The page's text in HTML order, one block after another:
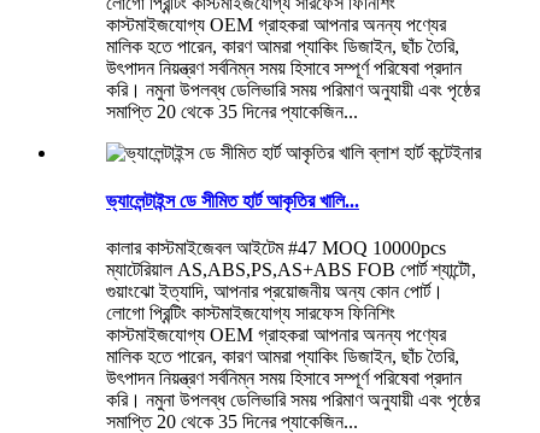
কাস্টমাইজযোগ্য OEM গ্রাহকরা আপনার অনন্য পণ্যের
মালিক হতে পারেন, কারণ আমরা প্যাকিং ডিজাইন, ছাঁচ তৈরি,
উৎপাদন নিয়ন্ত্রণ সর্বনিম্ন সময় হিসাবে সম্পূর্ণ পরিষেবা প্রদান
করি। নমুনা উপলব্ধ ডেলিভারি সময় পরিমাণ অনুযায়ী এবং পৃষ্ঠের
সমাপ্তি 20 থেকে 35 দিনের প্যাকেজিন...
ভ্যালেন্টাইন্স ডে সীমিত হার্ট আকৃতির খালি...
কালার কাস্টমাইজেবল আইটেম #47 MOQ 10000pcs
ম্যাটেরিয়াল AS,ABS,PS,AS+ABS FOB পোর্ট শ্যান্টৌ,
গুয়াংঝো ইত্যাদি, আপনার প্রয়োজনীয় অন্য কোন পোর্ট।
লোগো প্রিন্টিং কাস্টমাইজযোগ্য সারফেস ফিনিশিং
কাস্টমাইজযোগ্য OEM গ্রাহকরা আপনার অনন্য পণ্যের
মালিক হতে পারেন, কারণ আমরা প্যাকিং ডিজাইন, ছাঁচ তৈরি,
উৎপাদন নিয়ন্ত্রণ সর্বনিম্ন সময় হিসাবে সম্পূর্ণ পরিষেবা প্রদান
করি। নমুনা উপলব্ধ ডেলিভারি সময় পরিমাণ অনুযায়ী এবং পৃষ্ঠের
সমাপ্তি 20 থেকে 35 দিনের প্যাকেজিন...